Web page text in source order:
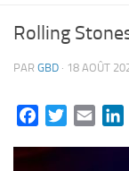
Rolling
PAR GBD · 18 AOÛT
FacebookTwitterEmail